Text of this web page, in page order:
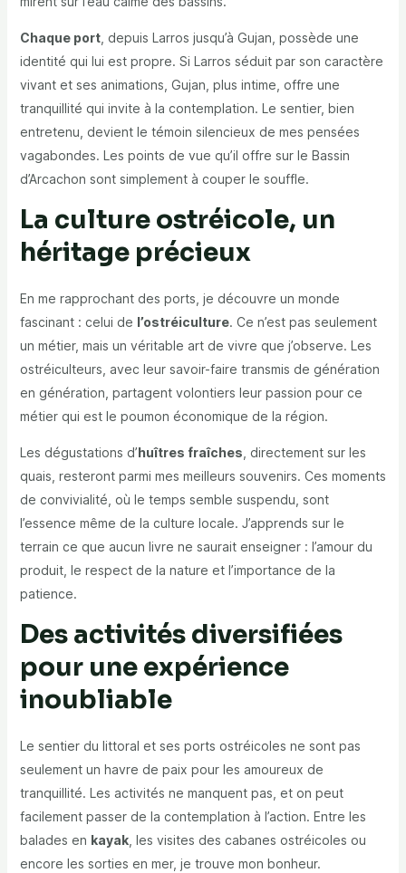
Chaque port, depuis Larros jusqu’à Gujan, possède une
identité qui lui est propre. Si Larros séduit par son caractère
vivant et ses animations, Gujan, plus intime, offre une
tranquillité qui invite à la contemplation. Le sentier, bien
entretenu, devient le témoin silencieux de mes pensées
vagabondes. Les points de vue qu’il offre sur le Bassin
d’Arcachon sont simplement à couper le souffle.
La culture ostréicole, un
héritage précieux
En me rapprochant des ports, je découvre un monde
fascinant : celui de l’ostréiculture. Ce n’est pas seulement
un métier, mais un véritable art de vivre que j’observe. Les
ostréiculteurs, avec leur savoir-faire transmis de génération
en génération, partagent volontiers leur passion pour ce
métier qui est le poumon économique de la région.
Les dégustations d’huîtres fraîches , directement sur les
quais, resteront parmi mes meilleurs souvenirs. Ces moments
de convivialité, où le temps semble suspendu, sont
l’essence même de la culture locale. J’apprends sur le
terrain ce que aucun livre ne saurait enseigner : l’amour du
produit, le respect de la nature et l’importance de la
patience.
Des activités diversifiées
pour une expérience
inoubliable
Le sentier du littoral et ses ports ostréicoles ne sont pas
seulement un havre de paix pour les amoureux de
tranquillité. Les activités ne manquent pas, et on peut
facilement passer de la contemplation à l’action. Entre les
balades en kayak, les visites des cabanes ostréicoles ou
encore les sorties en mer, je trouve mon bonheur.